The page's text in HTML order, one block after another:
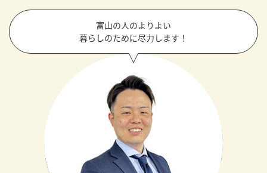
富山の人のよりよい
暮らしのために尽力します！